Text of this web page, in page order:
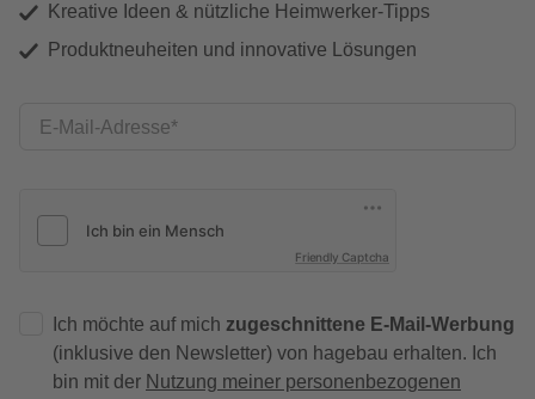
Kreative Ideen & nützliche Heimwerker-Tipps
Produktneuheiten und innovative Lösungen
E-Mail-Adresse
Friendly Captcha
Ich möchte auf mich zugeschnittene E-Mail-Werbung
(inklusive den Newsletter) von hagebau erhalten. Ich
bin mit der Nutzung meiner personenbezogenen